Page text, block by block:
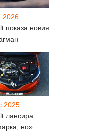
2026
показа новия
2025
лансира
но»